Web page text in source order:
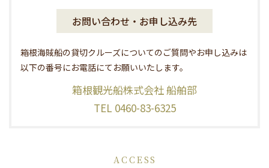
お問い合わせ・お申し込み先
箱根海賊船の貸切クルーズについてのご質問やお申し込みは
以下の番号にお電話にてお願いいたします。
箱根観光船株式会社 船舶部
TEL 0460-83-6325
ACCESS